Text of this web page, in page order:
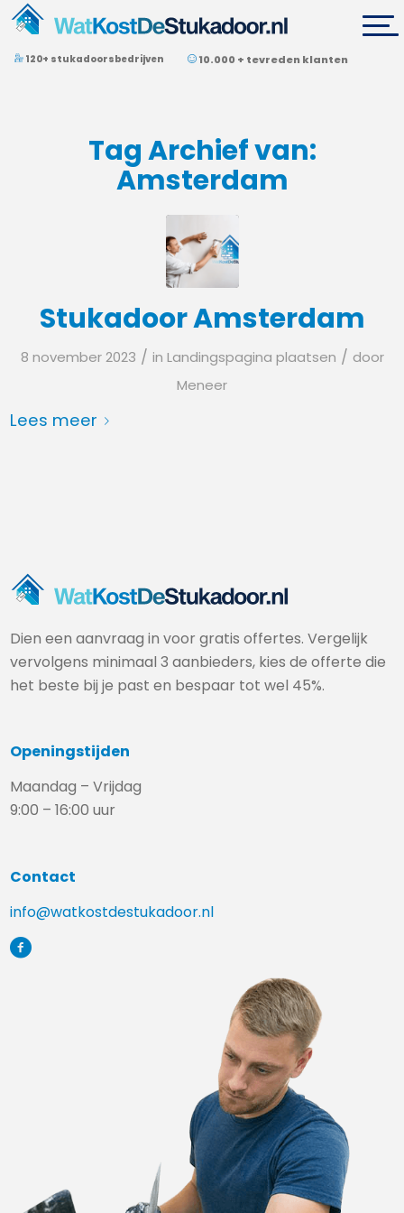
120+ stukadoorsbedrijven 10.000 + tevreden klanten
Tag Archief van:
Amsterdam
Stukadoor Amsterdam
8 november 2023 / in Landingspagina plaatsen / door
Meneer
Lees meer
Dien een aanvraag in voor gratis offertes. Vergelijk
vervolgens minimaal 3 aanbieders, kies de offerte die
het beste bij je past en bespaar tot wel 45%.
Openingstijden
Maandag – Vrijdag
9:00 – 16:00 uur
Contact
info@watkostdestukadoor.nl